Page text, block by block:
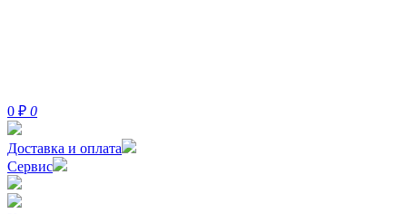
0 ₽ 0
Доставка и оплата
Сервис